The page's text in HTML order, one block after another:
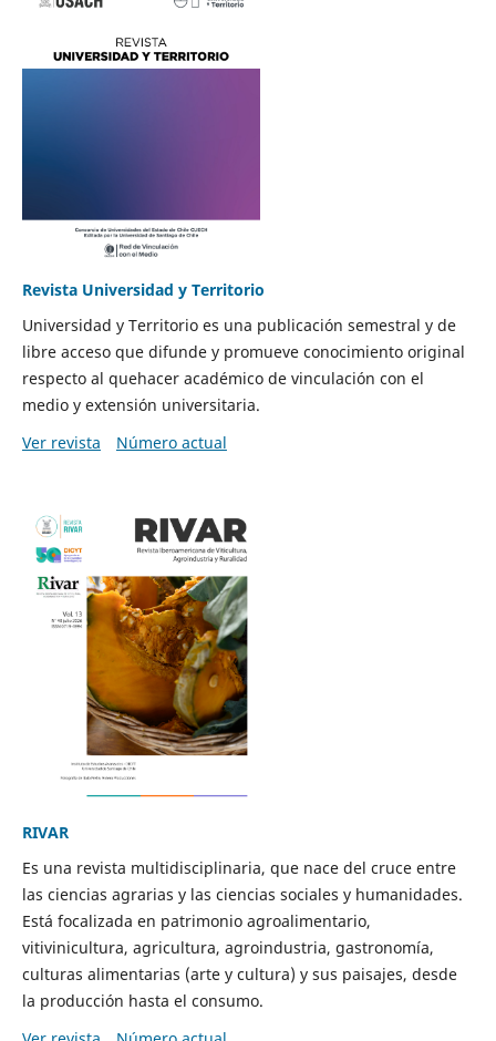
Revista Universidad y Territorio
Universidad y Territorio es una publicación semestral y de
libre acceso que difunde y promueve conocimiento original
respecto al quehacer académico de vinculación con el
medio y extensión universitaria.
Ver revista
Número actual
RIVAR
Es una revista multidisciplinaria, que nace del cruce entre
las ciencias agrarias y las ciencias sociales y humanidades.
Está focalizada en patrimonio agroalimentario,
vitivinicultura, agricultura, agroindustria, gastronomía,
culturas alimentarias (arte y cultura) y sus paisajes, desde
la producción hasta el consumo.